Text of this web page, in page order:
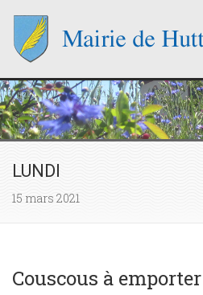
LUNDI
15 mars 2021
Couscous à emporter